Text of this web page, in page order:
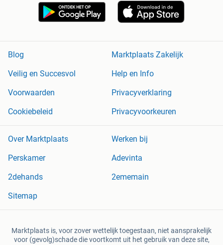
Blog
Marktplaats Zakelijk
Veilig en Succesvol
Help en Info
Voorwaarden
Privacyverklaring
Cookiebeleid
Privacyvoorkeuren
Over Marktplaats
Werken bij
Perskamer
Adevinta
2dehands
2ememain
Sitemap
Marktplaats is, voor zover wettelijk toegestaan, niet aansprakelijk
voor (gevolg)schade die voortkomt uit het gebruik van deze site,